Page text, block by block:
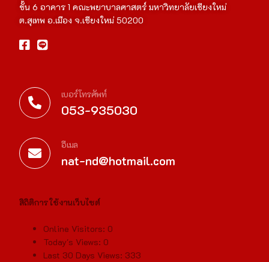
ชั้น 6 อาคาร 1 คณะพยาบาลศาสตร์ มหาวิทยาลัยเชียงใหม่
ต.สุเทพ อ.เมือง จ.เชียงใหม่ 50200
เบอร์โทรศัพท์
053-935030
อีเมล
nat-nd@hotmail.com
สิถิติการใช้งานเว็บไซต์
Online Visitors: 0
Today's Views: 0
Last 30 Days Views: 333